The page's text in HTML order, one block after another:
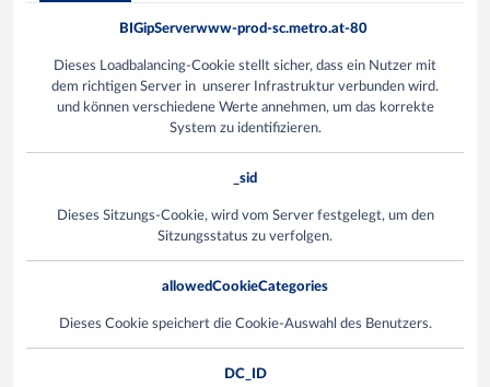
BIGipServerwww-prod-sc.metro.at-80
Dieses Loadbalancing-Cookie stellt sicher, dass ein Nutzer mit
dem richtigen Server in unserer Infrastruktur verbunden wird.
und können verschiedene Werte annehmen, um das korrekte
System zu identifizieren.
_sid
Dieses Sitzungs-Cookie, wird vom Server festgelegt, um den
Sitzungsstatus zu verfolgen.
allowedCookieCategories
Dieses Cookie speichert die Cookie-Auswahl des Benutzers.
DC_ID